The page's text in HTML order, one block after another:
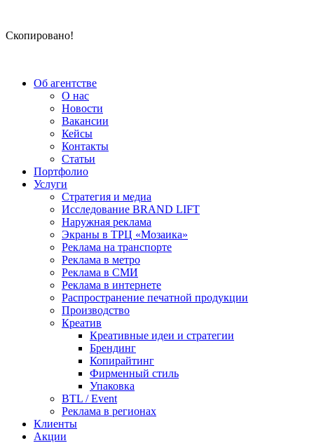
Скопировано!
Об агентстве
О нас
Новости
Вакансии
Кейсы
Контакты
Статьи
Портфолио
Услуги
Стратегия и медиа
Исследование BRAND LIFT
Наружная реклама
Экраны в ТРЦ «Мозаика»
Реклама на транспорте
Реклама в метро
Реклама в СМИ
Реклама в интернете
Распространение печатной продукции
Производство
Креатив
Креативные идеи и стратегии
Брендинг
Копирайтинг
Фирменный стиль
Упаковка
BTL / Event
Реклама в регионах
Клиенты
Акции